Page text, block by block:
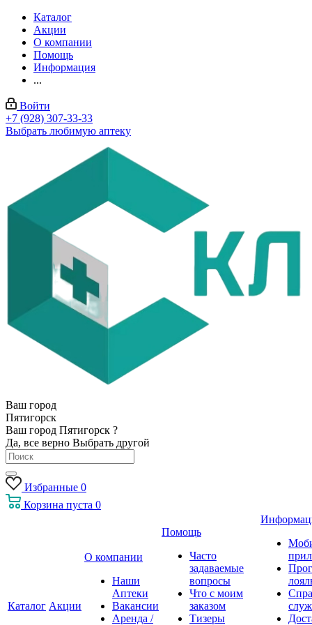
Каталог
Акции
О компании
Помощь
Информация
...
Войти
+7 (928) 307-33-33
Выбрать любимую аптеку
Ваш город
Пятигорск
Ваш город Пятигорск ?
Да, все верно Выбрать другой
Избранные 0
Корзина пуста 0
Каталог Акции
О компании
Наши
Аптеки
Вакансии
Аренда /
Помощь
Часто
задаваемые
вопросы
Что с моим
заказом
Тизеры